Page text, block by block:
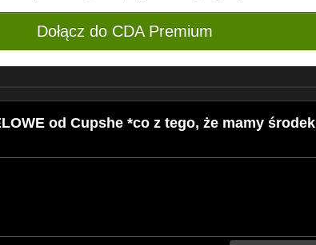
dominika_kuzio/
Dołącz do CDA Premium
od Cupshe *co z tego, że mamy środek